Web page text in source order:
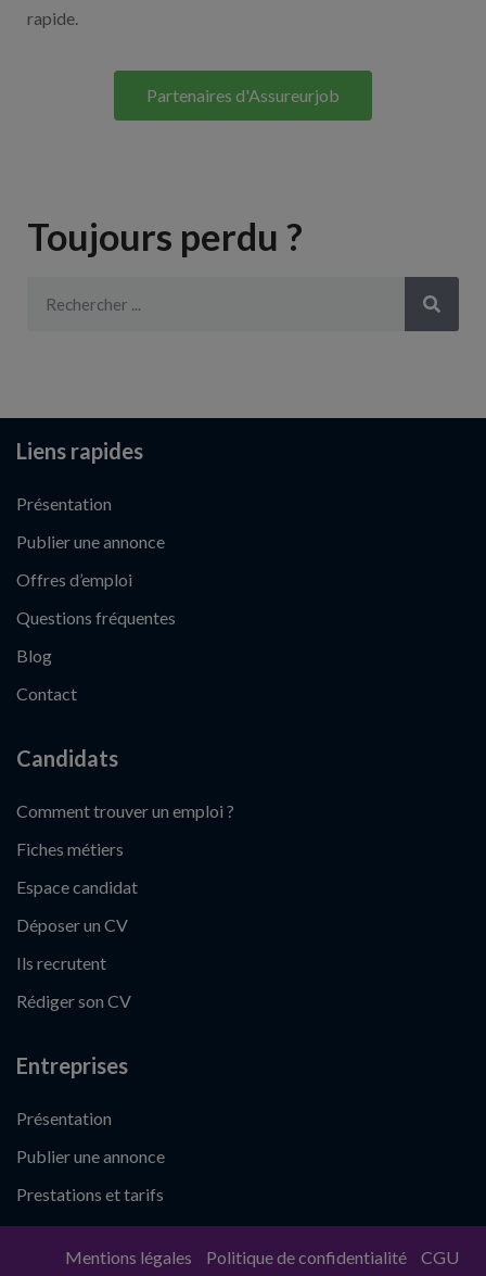
rapide.
Partenaires d'Assureurjob
Toujours perdu ?
Liens rapides
Présentation
Publier une annonce
Offres d’emploi
Questions fréquentes
Blog
Contact
Candidats
Comment trouver un emploi ?
Fiches métiers
Espace candidat
Déposer un CV
Ils recrutent
Rédiger son CV
Entreprises
Présentation
Publier une annonce
Prestations et tarifs
Mentions légales Politique de confidentialité CGU